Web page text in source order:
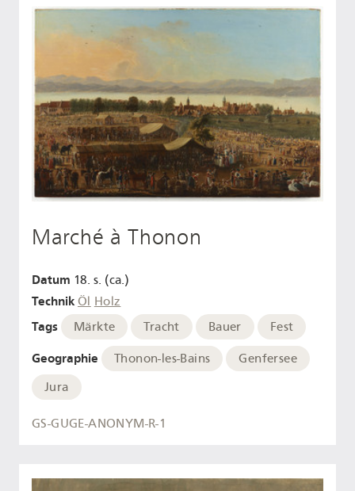
Marché à Thonon
Datum 18. s. (ca.)
Technik Öl Holz
Tags Märkte Tracht Bauer Fest
Geographie Thonon-les-Bains
Genfersee
Jura
GS-GUGE-ANONYM-R-1